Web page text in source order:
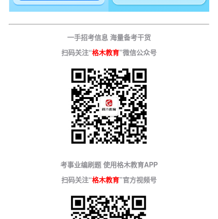
一手招考信息 海量备考干货
扫码关注“格木教育”微信公众号
考事业编刷题 使用格木教育APP
扫码关注“格木教育”官方视频号